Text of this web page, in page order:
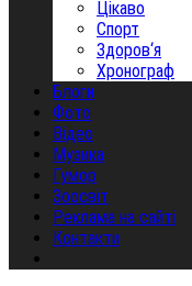
Цікаво
Спорт
Здоров‘я
Хронограф
Блоги
Фото
Відео
Музика
Гумор
Зоосвіт
Реклама на сайті
Контакти